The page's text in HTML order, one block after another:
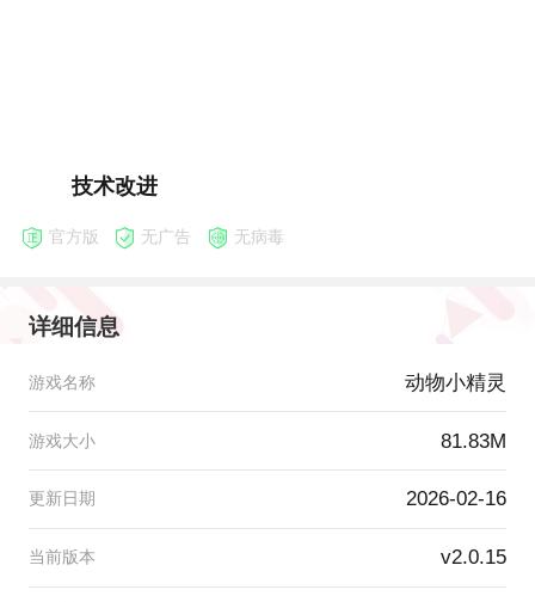
技术改进
官方版 无广告 无病毒
详细信息
游戏名称 动物小精灵
游戏大小 81.83M
更新日期 2026-02-16
当前版本 v2.0.15